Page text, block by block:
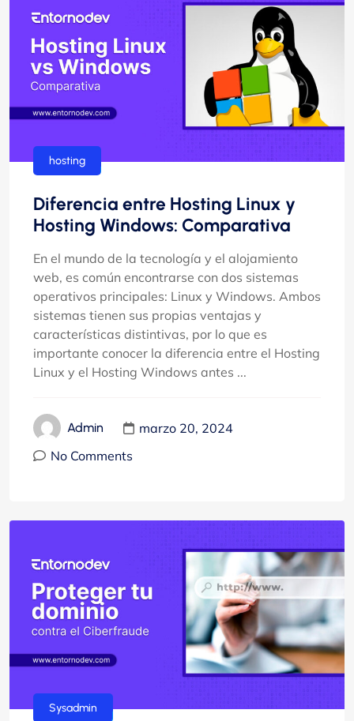
hosting
Diferencia entre Hosting Linux y
Hosting Windows: Comparativa
En el mundo de la tecnología y el alojamiento
web, es común encontrarse con dos sistemas
operativos principales: Linux y Windows. Ambos
sistemas tienen sus propias ventajas y
características distintivas, por lo que es
importante conocer la diferencia entre el Hosting
Linux y el Hosting Windows antes ...
Admin
marzo 20, 2024
No Comments
Sysadmin